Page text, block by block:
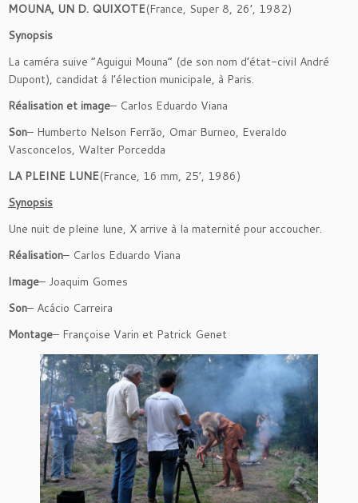
MOUNA, UN D. QUIXOTE(France, Super 8, 26’, 1982)
Synopsis
La caméra suive “Aguigui Mouna” (de son nom d’état-civil André
Dupont), candidat á l’élection municipale, à Paris.
Réalisation et image– Carlos Eduardo Viana
Son– Humberto Nelson Ferrão, Omar Burneo, Everaldo
Vasconcelos, Walter Porcedda
LA PLEINE LUNE(France, 16 mm, 25’, 1986)
Synopsis
Une nuit de pleine lune, X arrive à la maternité pour accoucher.
Réalisation– Carlos Eduardo Viana
Image– Joaquim Gomes
Son– Acácio Carreira
Montage– Françoise Varin et Patrick Genet